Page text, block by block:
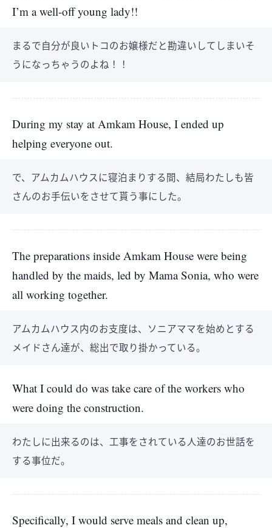
I’m a well-off young lady!!
まるで自分が良いトコのお嬢様だと勘違いしてしまいそ
うになっちゃうのよね！！
During my stay at Amkam House, I ended up
helping everyone out.
で、アムカムハウスに寝泊まりする間、結局わたしも皆
さんのお手伝いをさせて貰う事にした。
The preparations inside Amkam House were being
handled by the maids, led by Mama Sonia, who were
all working together.
アムカムハウス内のお支度は、ソニアママを始めとする
メイドさん達が、総出で取り掛かっている。
What I could do was take care of the workers who
were doing the construction.
わたしに出来るのは、工事をされている人達のお世話を
する事位だ。
Specifically, I would serve meals and clean up,